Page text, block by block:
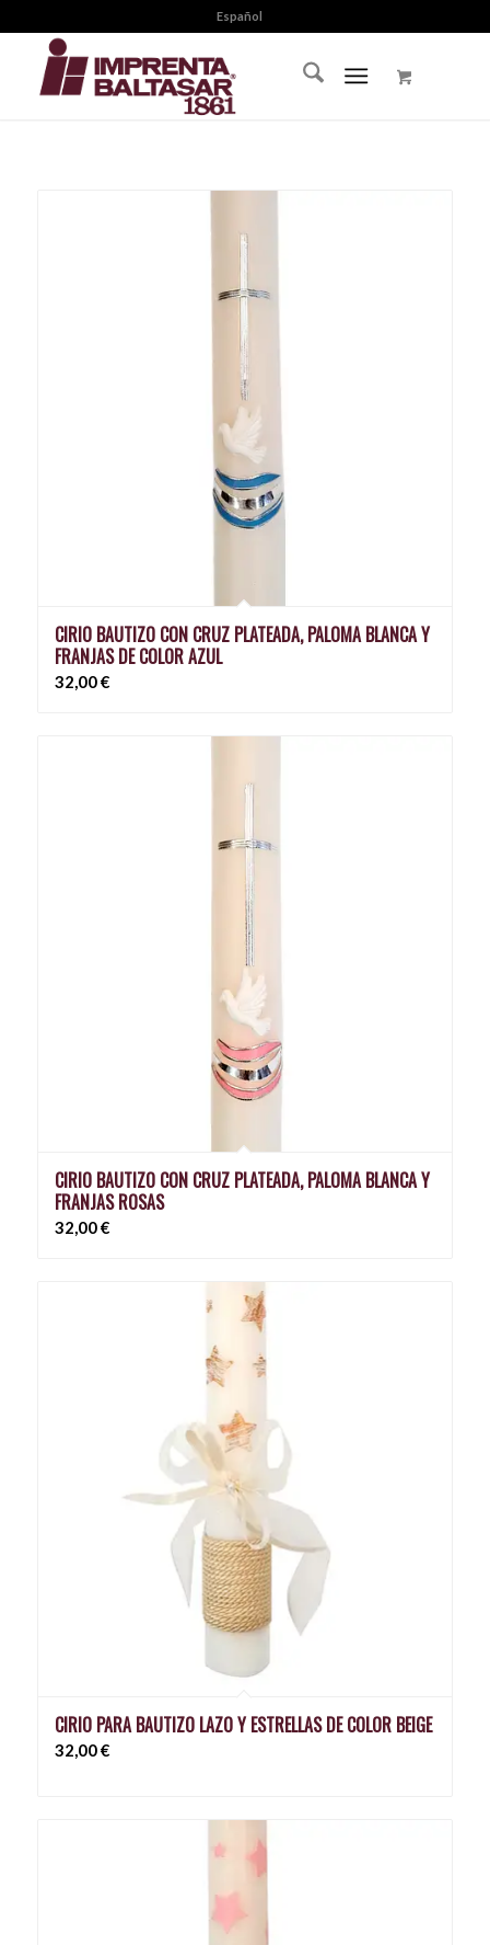
Español
CIRIO BAUTIZO CON CRUZ PLATEADA, PALOMA BLANCA Y
FRANJAS DE COLOR AZUL
32,00€
CIRIO BAUTIZO CON CRUZ PLATEADA, PALOMA BLANCA Y
FRANJAS ROSAS
32,00€
CIRIO PARA BAUTIZO LAZO Y ESTRELLAS DE COLOR BEIGE
32,00€